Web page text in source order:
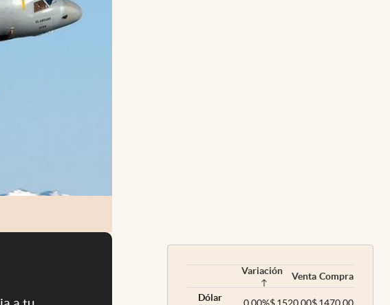
Variación Venta Compra
Dólar
0,00%$1520,00$1470,00